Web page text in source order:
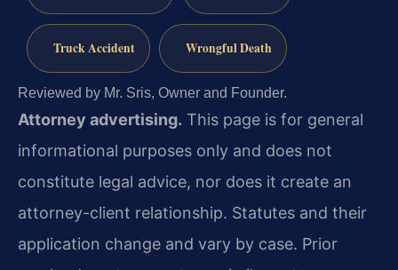
Truck Accident Wrongful Death
Reviewed by Mr. Sris, Owner and Founder.
Attorney advertising. This page is for general
informational purposes only and does not
constitute legal advice, nor does it create an
attorney-client relationship. Statutes and their
application change and vary by case. Prior